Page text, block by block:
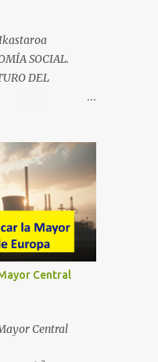
kanal berriak
baduzu, edo
Telegram :
WhatsApp :
EN
@ekaicenter?
SOCIAL.
DEL
Central
Central